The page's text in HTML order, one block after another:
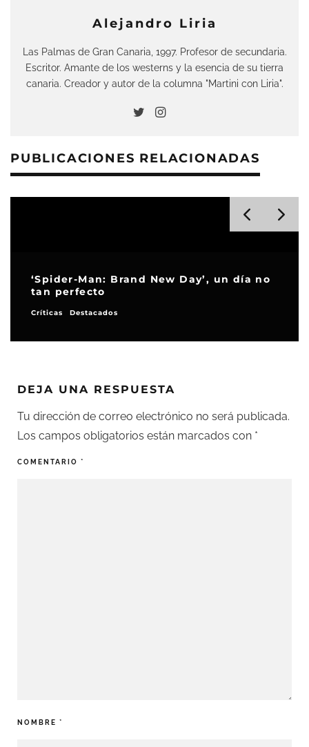
Alejandro Liria
Las Palmas de Gran Canaria, 1997. Profesor de secundaria.
Escritor. Amante de los westerns y la esencia de su tierra
canaria. Creador y autor de la columna "Martini con Liria".
PUBLICACIONES RELACIONADAS
otra’ y ‘Los pecadores’ lideran las
nominaciones
Festivales y premios
DEJA UNA RESPUESTA
Tu dirección de correo electrónico no será publicada.
Los campos obligatorios están marcados con *
COMENTARIO *
NOMBRE *